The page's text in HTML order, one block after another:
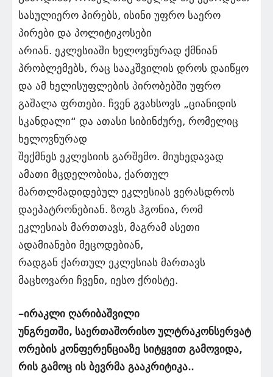
სასულიერო პირებს, ისინი უფრო საერო
პირები და პოლიტიკოსები
არიან. ეკლესიაში ხელოვნურად ქმნიან
პრობლემებს, რაც სააკშვილის დროს დაიწყო
და ამ ხელისუფლების პირობებში უფრო
გაშალა ფრთები. ჩვენ გვახსოვს „ციანიდის
სკანდალი“ და ათასი სიბინძურე, რომელიც
ხელოვნურად
შექმნეს ეკლესიის გარშემო. მიუხედავად
ამათი მცდელობისა, ქართულ
მართლმადიდებულ ეკლესიას ვერასდროს
დაეპატრონებიან. ზოგს ჰგონია, რომ
ეკლესიას მართთავს, მაგრამ ასეთი
ადამიანები მეცოდებიან,
რადგან ქართულ ეკლესიას მართავს
მაცხოვარი ჩვენი, იესო ქრისტე.
–ირაკლი ღარიბაშვილი
უნგრეთში, საერთაშორისო ულტრაკონსერვატ
ორების კონფერენციაზე სიტყვით გამოვიდა,
რის გამოც ის ბევრმა გააკრიტიკა..